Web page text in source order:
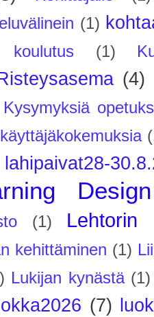
(1)
koulutus (1)
(4)
Kysymyksiä
käyttäjäkokemuksia
lahipaivat28-
Design
(1) Lehtorin
kehittäminen (1)
Lukijan kynästä (1)
(7)